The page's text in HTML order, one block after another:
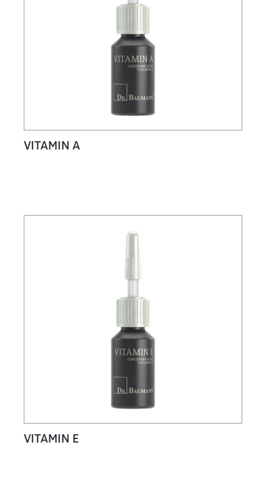
VITAMIN A
VITAMIN E